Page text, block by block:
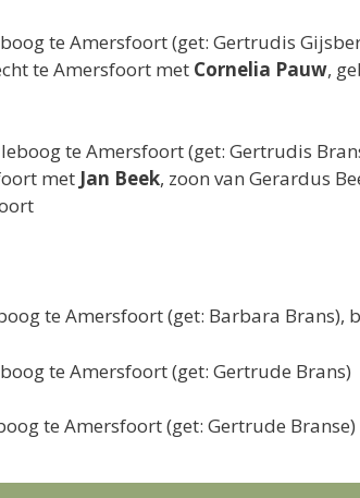
te Amersfoort (get: Gertrudis
te Amersfoort met Cornelia Pauw,
te Amersfoort (get: Gertrudis
met Jan Beek, zoon van Gerardus
te Amersfoort (get: Barbara Brans),
te Amersfoort (get: Gertrude Brans)
te Amersfoort (get: Gertrude Branse)